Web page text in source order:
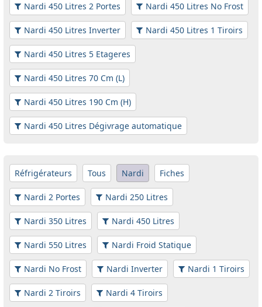
Nardi 450 Litres 2 Portes Nardi 450 Litres No Frost
Nardi 450 Litres Inverter Nardi 450 Litres 1 Tiroirs
Nardi 450 Litres 5 Etageres
Nardi 450 Litres 70 Cm (L)
Nardi 450 Litres 190 Cm (H)
Nardi 450 Litres Dégivrage automatique
Réfrigérateurs Tous Nardi Fiches
Nardi 2 Portes Nardi 250 Litres
Nardi 350 Litres Nardi 450 Litres
Nardi 550 Litres Nardi Froid Statique
Nardi No Frost Nardi Inverter Nardi 1 Tiroirs
Nardi 2 Tiroirs Nardi 4 Tiroirs